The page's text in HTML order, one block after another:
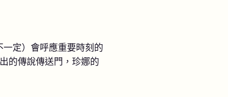
定）會呼應重要時刻的
的傳說傳送門，珍娜的